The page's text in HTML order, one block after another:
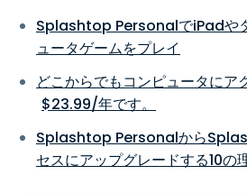
Splashtop PersonalでiPadや
ュータゲームをプレイ
どこからでもコンピュータにア
$23.99/年です。
Splashtop Personalから
セスにアップグレードする10の